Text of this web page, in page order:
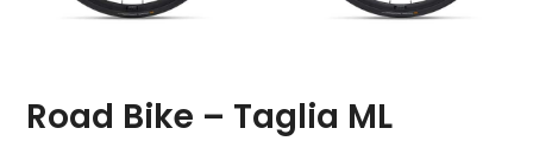
Road Bike – Taglia ML